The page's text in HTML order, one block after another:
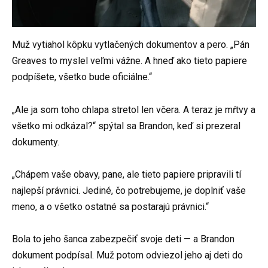
Muž vytiahol kôpku vytlačených dokumentov a pero. „Pán
Greaves to myslel veľmi vážne. A hneď ako tieto papiere
podpíšete, všetko bude oficiálne.“
„Ale ja som toho chlapa stretol len včera. A teraz je mŕtvy a
všetko mi odkázal?“ spýtal sa Brandon, keď si prezeral
dokumenty.
„Chápem vaše obavy, pane, ale tieto papiere pripravili tí
najlepší právnici. Jediné, čo potrebujeme, je doplniť vaše
meno, a o všetko ostatné sa postarajú právnici.“
Bola to jeho šanca zabezpečiť svoje deti — a Brandon
dokument podpísal. Muž potom odviezol jeho aj deti do